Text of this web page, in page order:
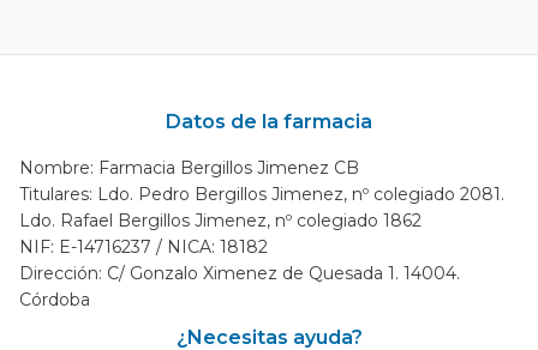
Datos de la farmacia
Nombre: Farmacia Bergillos Jimenez CB
Titulares: Ldo. Pedro Bergillos Jimenez, nº colegiado 2081.
Ldo. Rafael Bergillos Jimenez, nº colegiado 1862
NIF: E-14716237 / NICA: 18182
Dirección: C/ Gonzalo Ximenez de Quesada 1. 14004.
Córdoba
¿Necesitas ayuda?